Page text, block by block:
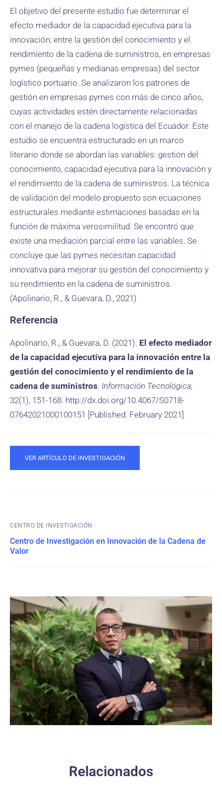
El objetivo del presente estudio fue determinar el
efecto mediador de la capacidad ejecutiva para la
innovación, entre la gestión del conocimiento y el
rendimiento de la cadena de suministros, en empresas
pymes (pequeñas y medianas empresas) del sector
logístico portuario. Se analizaron los patrones de
gestión en empresas pymes con más de cinco años,
cuyas actividades estén directamente relacionadas
con el manejo de la cadena logística del Ecuador. Este
estudio se encuentra estructurado en un marco
literario donde se abordan las variables: gestión del
conocimiento, capacidad ejecutiva para la innovación y
el rendimiento de la cadena de suministros. La técnica
de validación del modelo propuesto son ecuaciones
estructurales mediante estimaciones basadas en la
función de máxima verosimilitud. Se encontró que
existe una mediación parcial entre las variables. Se
concluye que las pymes necesitan capacidad
innovativa para mejorar su gestión del conocimiento y
su rendimiento en la cadena de suministros.
(Apolinario, R., & Guevara, D., 2021)
Referencia
Apolinario, R., & Guevara, D. (2021). El efecto mediador
de la capacidad ejecutiva para la innovación entre la
gestión del conocimiento y el rendimiento de la
cadena de suministros. Información Tecnológica,
32(1), 151-168. http://dx.doi.org/10.4067/S0718-
07642021000100151 [Published: February 2021]
VER ARTÍCULO DE INVESTIGACIÓN
CENTRO DE INVESTIGACIÓN
Centro de Investigación en Innovación de la Cadena de
Valor
Relacionados